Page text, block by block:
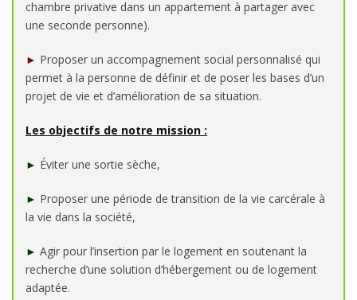
chambre privative dans un appartement à partager avec
une seconde personne).
► Proposer un accompagnement social personnalisé qui
permet à la personne de définir et de poser les bases d’un
projet de vie et d’amélioration de sa situation.
Les objectifs de notre mission :
► Éviter une sortie sèche,
► Proposer une période de transition de la vie carcérale à
la vie dans la société,
► Agir pour l’insertion par le logement en soutenant la
recherche d’une solution d’hébergement ou de logement
adaptée.